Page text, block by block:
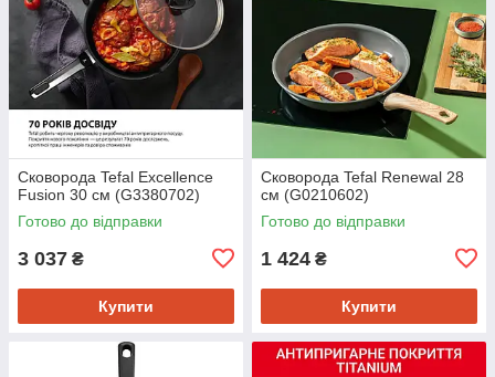
Сковорода Tefal Excellence
Fusion 30 см (G3380702)
Готово до відправки
3 037 ₴
Купити
Сковорода Tefal Renewal 28
см (G0210602)
Готово до відправки
1 424 ₴
Купити